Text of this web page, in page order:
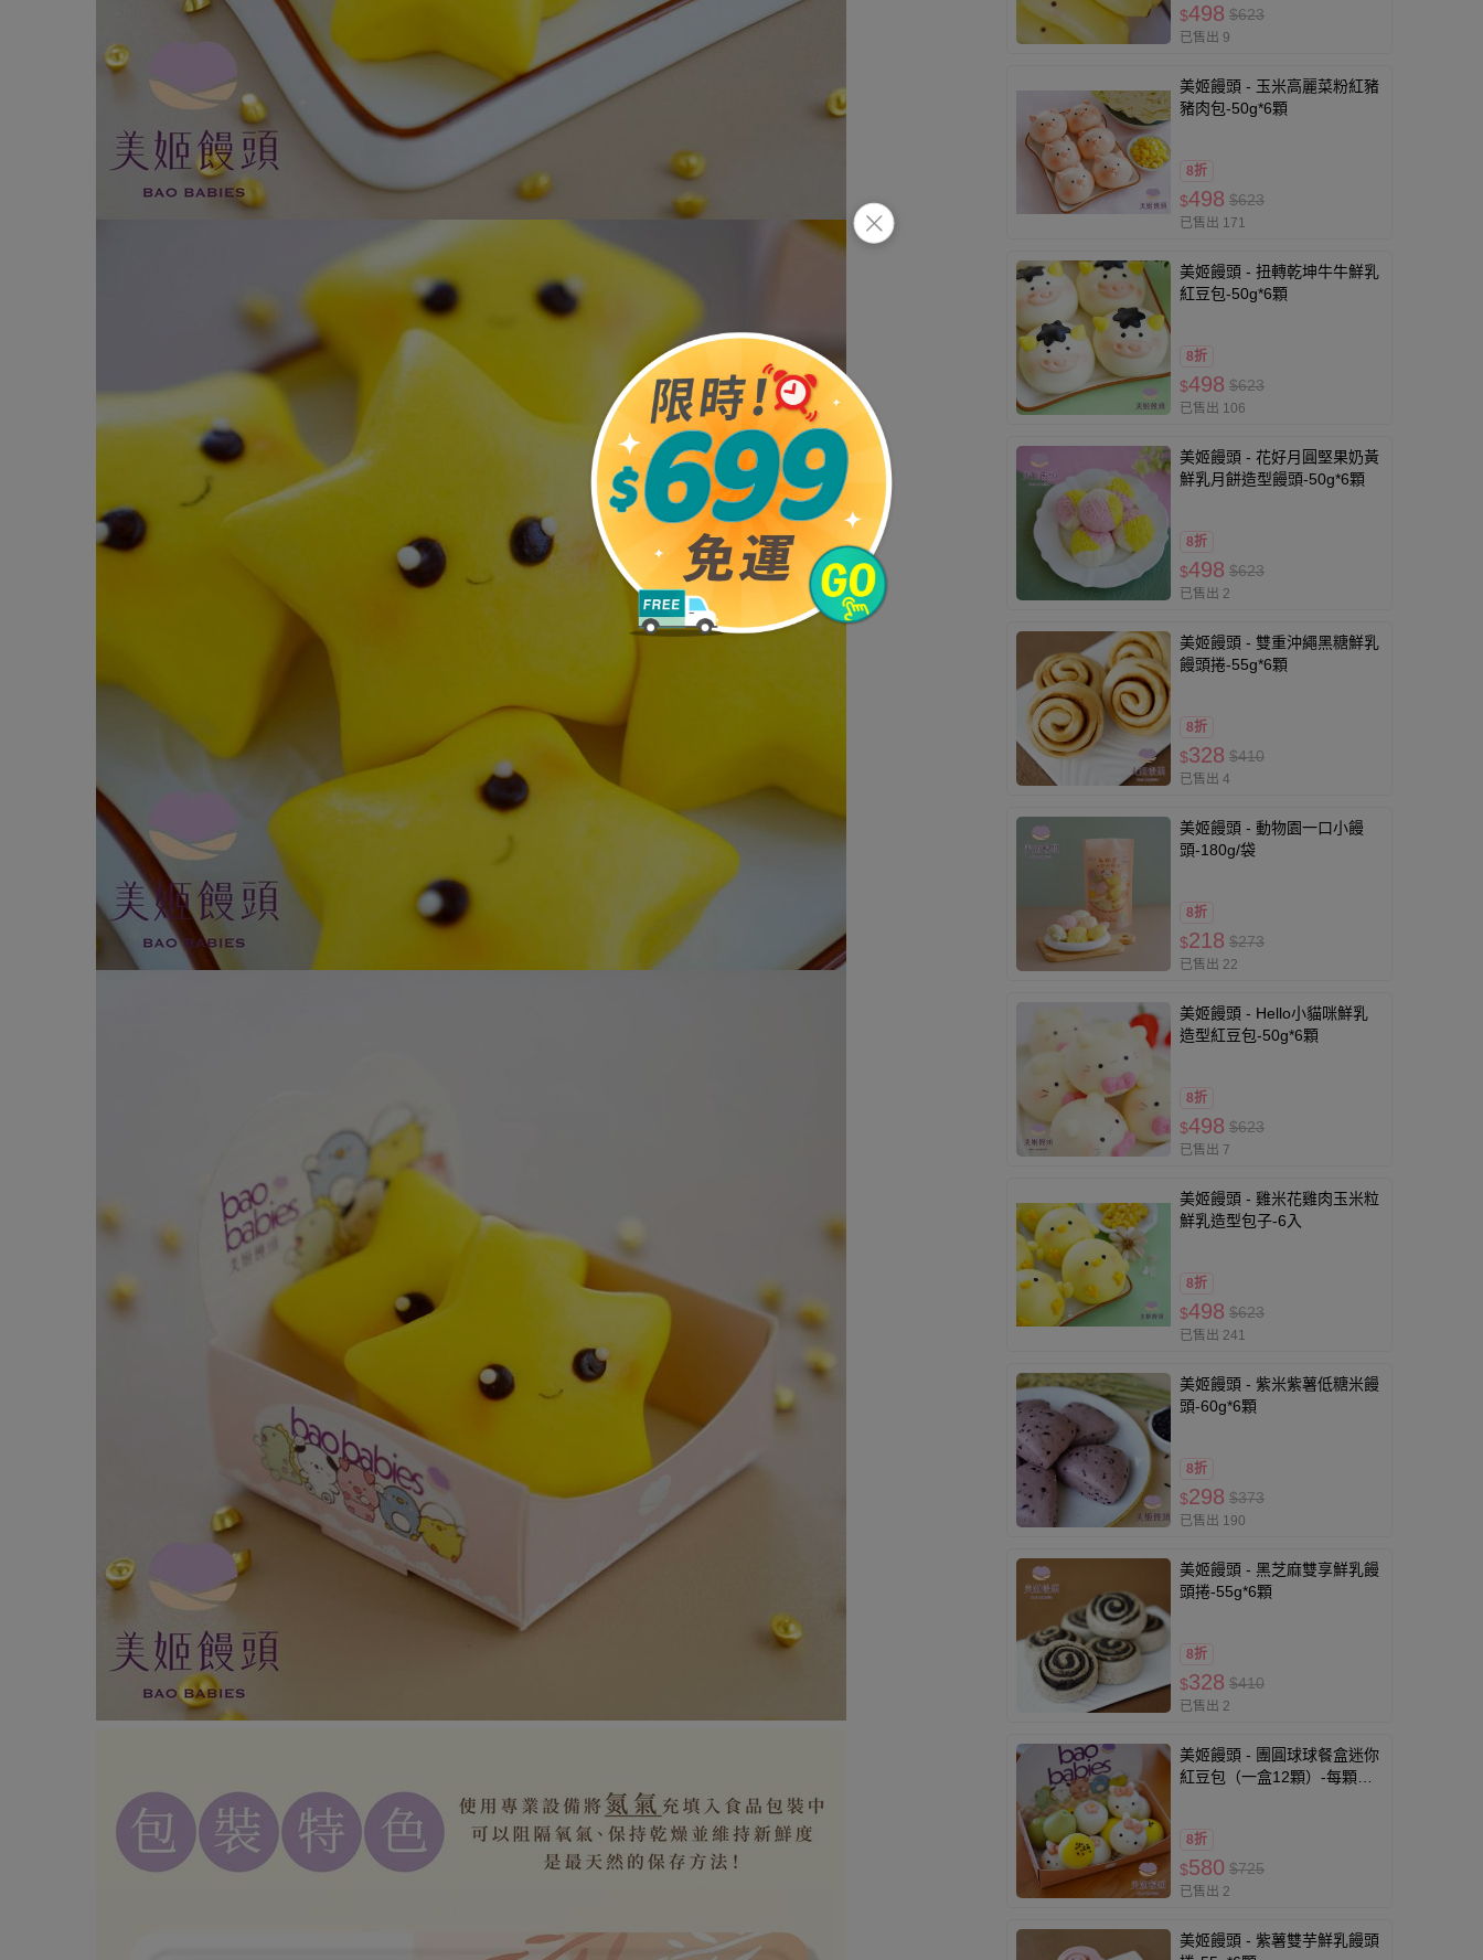
$498 $623
已售出 9
美姬饅頭 - 玉米高麗菜粉紅豬
豬肉包-50g*6顆
8折
$498 $623
已售出 171
美姬饅頭 - 扭轉乾坤牛牛鮮乳
紅豆包-50g*6顆
8折
$498 $623
已售出 106
美姬饅頭 - 花好月圓堅果奶黃
鮮乳月餅造型饅頭-50g*6顆
8折
$498 $623
已售出 2
美姬饅頭 - 雙重沖繩黑糖鮮乳
饅頭捲-55g*6顆
8折
$328 $410
已售出 4
美姬饅頭 - 動物園一口小饅
頭-180g/袋
8折
$218 $273
已售出 22
美姬饅頭 - Hello小貓咪鮮乳
造型紅豆包-50g*6顆
8折
$498 $623
已售出 7
美姬饅頭 - 雞米花雞肉玉米粒
鮮乳造型包子-6入
8折
$498 $623
已售出 241
美姬饅頭 - 紫米紫薯低糖米饅
頭-60g*6顆
8折
$298 $373
已售出 190
美姬饅頭 - 黑芝麻雙享鮮乳饅
頭捲-55g*6顆
8折
$328 $410
已售出 2
美姬饅頭 - 團圓球球餐盒迷你
紅豆包（一盒12顆）-每顆重
8折
$580 $725
已售出 2
美姬饅頭 - 紫薯雙芋鮮乳饅頭